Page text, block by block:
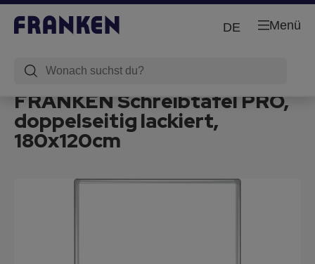
Menü
DE
FRANKEN Schreibtafel PRO,
doppelseitig lackiert,
180x120cm